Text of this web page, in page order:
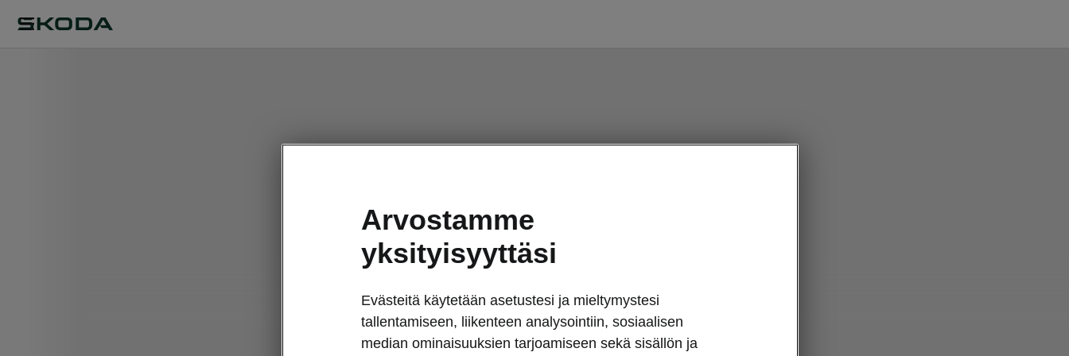
Arvostamme
yksityisyyttäsi
Evästeitä käytetään asetustesi ja mieltymystesi
tallentamiseen, liikenteen analysointiin, sosiaalisen
median ominaisuuksien tarjoamiseen sekä sisällön ja